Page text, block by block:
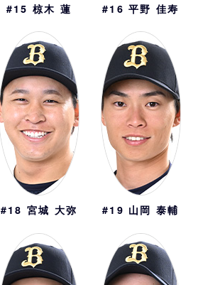
#15 椋木 蓮 #16 平野 佳寿
#18 宮城 大弥 #19 山岡 泰輔